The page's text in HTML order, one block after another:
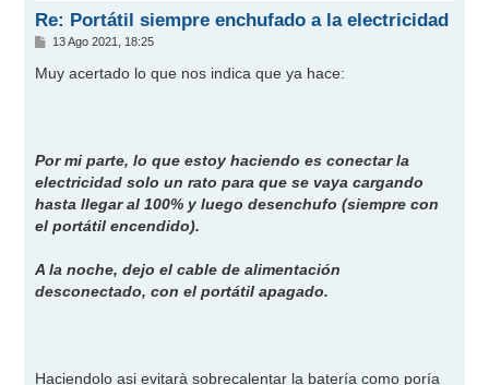
Re: Portátil siempre enchufado a la electricidad
M
n
13 Ago 2021, 18:25
Muy acertado lo que nos indica que ya hace:
Por mi parte, lo que estoy haciendo es conectar la
electricidad solo un rato para que se vaya cargando
hasta llegar al 100% y luego desenchufo (siempre con
el portátil encendido).
A la noche, dejo el cable de alimentación
desconectado, con el portátil apagado.
Haciendolo asi evitarà sobrecalentar la batería como poría